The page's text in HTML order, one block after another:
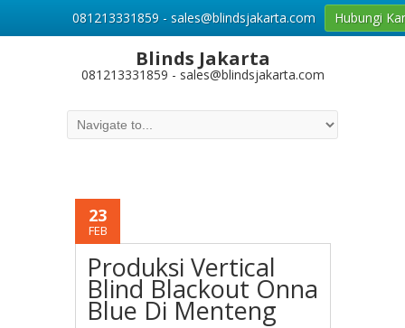
Blinds Jakarta
081213331859 - sales@blindsjakarta.com
23
FEB
Produksi Vertical
Blind Blackout Onna
Blue Di Menteng
081213331859 - sales@blindsjakarta.com Hubungi